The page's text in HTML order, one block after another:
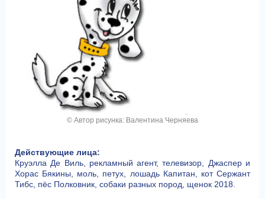
© Автор рисунка: Валентина Черняева
Действующие лица:
Круэлла Де Виль, рекламный агент, телевизор, Джаспер и
Хорас Бякины, моль, петух, лошадь Капитан, кот Сержант
Тибс, пёс Полковник, собаки разных пород, щенок 2018.